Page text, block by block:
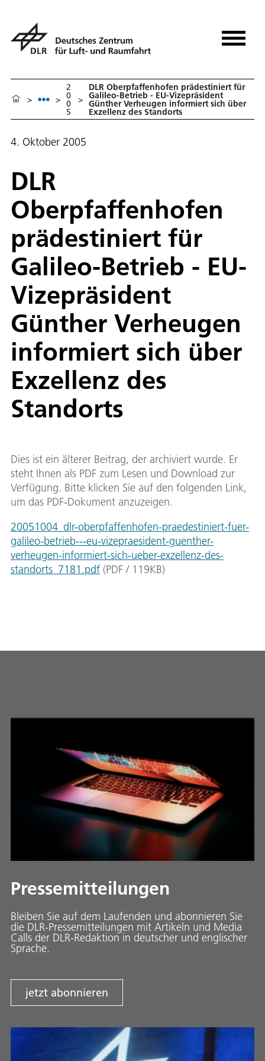
> >
2
0
0
5
>
DLR Oberpfaffenhofen prädestiniert für
Galileo-Betrieb - EU-Vizepräsident
Günther Verheugen informiert sich über
Exzellenz des Standorts
4. Oktober 2005
DLR
Oberpfaffenhofen
prädestiniert für
Galileo-Betrieb - EU-
Vizepräsident
Günther Verheugen
informiert sich über
Exzellenz des
Standorts
Dies ist ein älterer Beitrag, der archiviert wurde. Er
steht Ihnen als PDF zum Lesen und Download zur
Verfügung. Bitte klicken Sie auf den folgenden Link,
um das PDF-Dokument anzuzeigen.
20051004_dlr-oberpfaffenhofen-praedestiniert-fuer-
galileo-betrieb---eu-vizepraesident-guenther-
verheugen-informiert-sich-ueber-exzellenz-des-
standorts_7181.pdf (PDF / 119KB)
Pressemitteilungen
Bleiben Sie auf dem Laufenden und abonnieren Sie
die DLR-Pressemitteilungen mit Artikeln und Media
Calls der DLR-Redaktion in deutscher und englischer
Sprache.
jetzt abonnieren